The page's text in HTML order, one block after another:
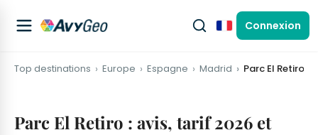
FrançaisConnexion
Top destinations Europe Espagne Madrid Parc El Retiro
Parc El Retiro : avis, tarif 2026 et